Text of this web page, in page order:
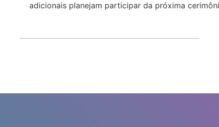
adicionais planejam participar da próxima